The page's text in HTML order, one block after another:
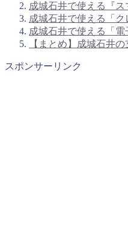
成城石井で使える『
成城石井で使える「ク
成城石井で使える「電
【まとめ】成城石井
スポンサーリンク